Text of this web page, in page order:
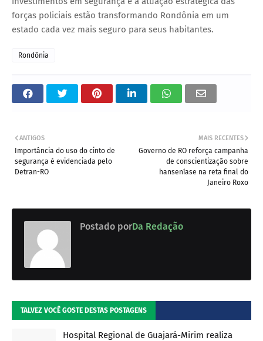
forças policiais estão transformando Rondônia em um
estado cada vez mais seguro para seus habitantes.
Rondônia
MAIS RECENTES
Governo de RO reforça campanha
de conscientização sobre
hanseníase na reta final do
Janeiro Roxo
ANTIGOS
Importância do uso do cinto de
segurança é evidenciada pelo
Detran-RO
Postado porDa Redação
TALVEZ VOCÊ GOSTE DESTAS POSTAGENS
Hospital Regional de Guajará-Mirim realiza